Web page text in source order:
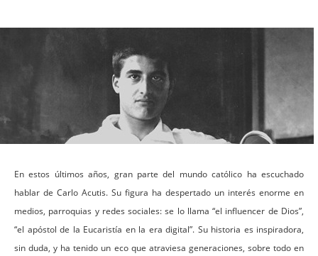
En estos últimos años, gran parte del mundo católico ha escuchado
hablar de Carlo Acutis. Su figura ha despertado un interés enorme en
medios, parroquias y redes sociales: se lo llama “el influencer de Dios”,
“el apóstol de la Eucaristía en la era digital”. Su historia es inspiradora,
sin duda, y ha tenido un eco que atraviesa generaciones, sobre todo en